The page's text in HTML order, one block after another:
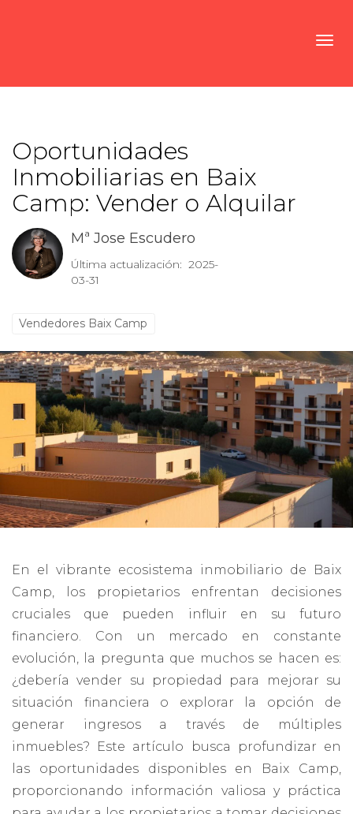
Oportunidades
Inmobiliarias en Baix
Camp: Vender o Alquilar
Mª Jose Escudero
Última actualización: 2025-
03-31
Vendedores Baix Camp
En el vibrante ecosistema inmobiliario de Baix
Camp, los propietarios enfrentan decisiones
cruciales que pueden influir en su futuro
financiero. Con un mercado en constante
evolución, la pregunta que muchos se hacen es:
¿debería vender su propiedad para mejorar su
situación financiera o explorar la opción de
generar ingresos a través de múltiples
inmuebles? Este artículo busca profundizar en
las oportunidades disponibles en Baix Camp,
proporcionando información valiosa y práctica